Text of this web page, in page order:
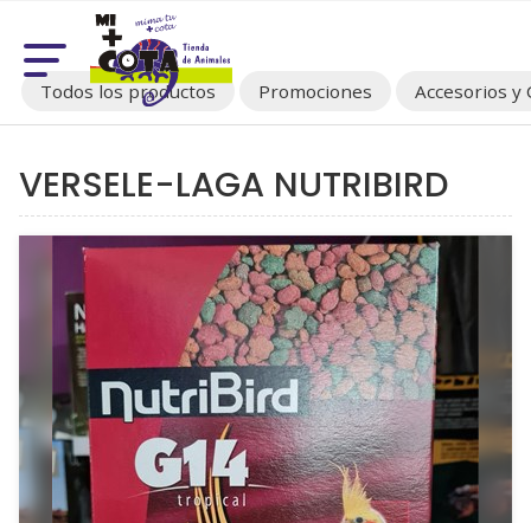
Todos los productos Promociones Accesorios y
VERSELE-LAGA NUTRIBIRD